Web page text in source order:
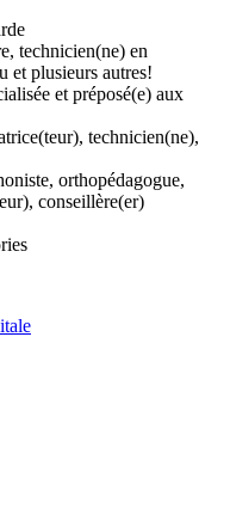
technicien(ne) en
et plusieurs autres!
et préposé(e) aux
technicien(ne),
orthopédagogue,
conseillère(er)